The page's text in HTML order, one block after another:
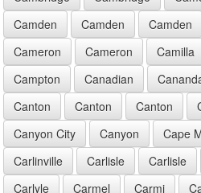
Camden
Camden Camden
Cameron
Cameron Camilla
Campton
Canadian
Canton
Canton Canton
Canyon City
Canyon
Cape
Carlinville
Carlisle Carlisle
Carlyle
Carmel Carmi